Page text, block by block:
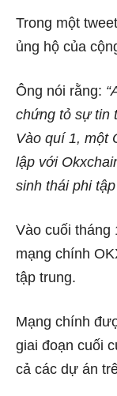
Trong một
ủng hộ của
Ông nói rằng:
chứng tỏ sự tin
Vào quí 1, một
lập với
sinh thái phi
Vào cuối tháng
mạng chính
tập trung.
Mạng chính
giai đoạn cuối
cả các dự án